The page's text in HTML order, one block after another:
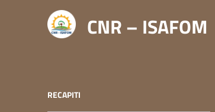
CNR – ISAFOM
RECAPITI